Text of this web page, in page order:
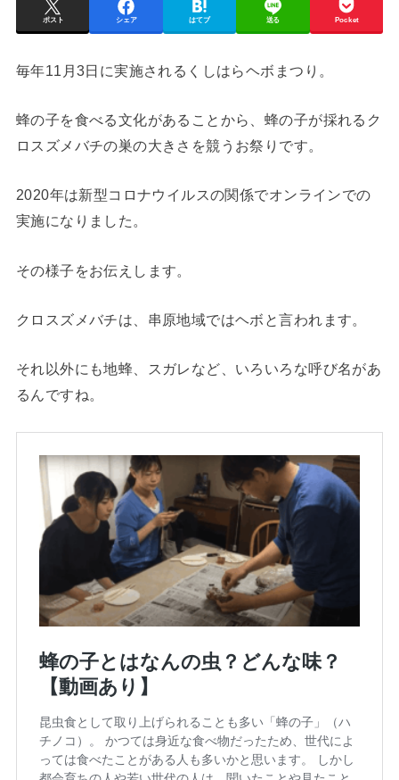
ポスト シェア はてブ 送る Pocket
毎年11月3日に実施されるくしはらヘボまつり。
蜂の子を食べる文化があることから、蜂の子が採れるク
ロスズメバチの巣の大きさを競うお祭りです。
2020年は新型コロナウイルスの関係でオンラインでの
実施になりました。
その様子をお伝えします。
クロスズメバチは、串原地域ではヘボと言われます。
それ以外にも地蜂、スガレなど、いろいろな呼び名があ
るんですね。